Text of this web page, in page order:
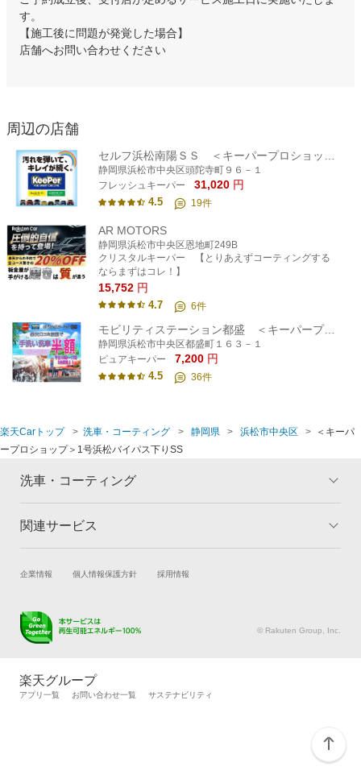
す。
【施工後に問題が発覚した場合】
店舗へお問い合わせください
周辺の店舗
セルフ浜松南陽ＳＳ ＜キーパープロショップ＞
静岡県浜松市中央区頭陀寺町９６－１
フレッシュキーパー
31,020 円
4.5 19件
AR MOTORS
静岡県浜松市中央区恩地町249B
クリスタルキーパー 【とりあえずコーティングする
ならまずはコレ！】
15,752 円
4.7 6件
モビリティステーション都盛 ＜キーパープロショップ＞
静岡県浜松市中央区都盛町１６３－１
ピュアキーパー
7,200 円
4.5 36件
楽天Carトップ 洗車・コーティング 静岡県 浜松市中央区
＜キーパ
ープロショップ＞1号浜松バイパス下りSS
洗車・コーティング
トップ
コーティングとは コーティング診断
よくある質問
関連サービス
試乗・商談 新車購入
キズ修理予約
メンテナンス管理
タイヤ交換サービス
自動車カタログ 自動車保険
企業情報 個人情報保護方針 採用情報
© Rakuten Group, Inc.
楽天グループ
アプリ一覧 お問い合わせ一覧 サステナビリティ